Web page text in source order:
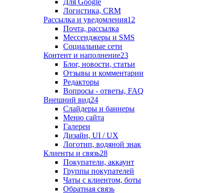
Для Google
Логистика, CRM
Рассылка и уведомления12
Почта, рассылка
Мессенджеры и SMS
Социальные сети
Контент и наполнение23
Блог, новости, статьи
Отзывы и комментарии
Редакторы
Вопросы - ответы, FAQ
Внешний вид24
Слайдеры и баннеры
Меню сайта
Галереи
Дизайн, UI / UX
Логотип, водяной знак
Клиенты и связь28
Покупатели, аккаунт
Группы покупателей
Чаты с клиентом, боты
Обратная связь